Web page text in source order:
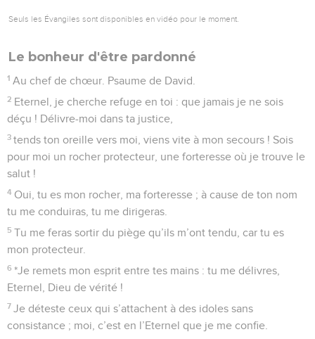
Seuls les Évangiles sont disponibles en vidéo pour le moment.
Le bonheur d'être pardonné
1 Au chef de chœur. Psaume de David.
2 Eternel, je cherche refuge en toi : que jamais je ne sois
déçu ! Délivre-moi dans ta justice,
3 tends ton oreille vers moi, viens vite à mon secours ! Sois
pour moi un rocher protecteur, une forteresse où je trouve le
salut !
4 Oui, tu es mon rocher, ma forteresse ; à cause de ton nom
tu me conduiras, tu me dirigeras.
5 Tu me feras sortir du piège qu’ils m’ont tendu, car tu es
mon protecteur.
6 *Je remets mon esprit entre tes mains : tu me délivres,
Eternel, Dieu de vérité !
7 Je déteste ceux qui s’attachent à des idoles sans
consistance ; moi, c’est en l’Eternel que je me confie.